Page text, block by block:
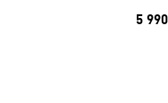
5